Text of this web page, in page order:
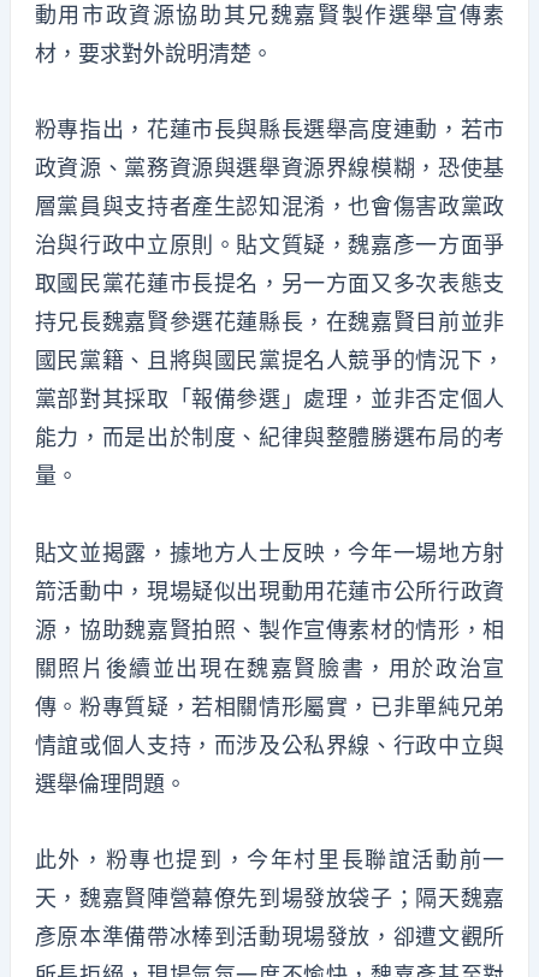
動用市政資源協助其兄魏嘉賢製作選舉宣傳素
材，要求對外說明清楚。
粉專指出，花蓮市長與縣長選舉高度連動，若市
政資源、黨務資源與選舉資源界線模糊，恐使基
層黨員與支持者產生認知混淆，也會傷害政黨政
治與行政中立原則。貼文質疑，魏嘉彥一方面爭
取國民黨花蓮市長提名，另一方面又多次表態支
持兄長魏嘉賢參選花蓮縣長，在魏嘉賢目前並非
國民黨籍、且將與國民黨提名人競爭的情況下，
黨部對其採取「報備參選」處理，並非否定個人
能力，而是出於制度、紀律與整體勝選布局的考
量。
貼文並揭露，據地方人士反映，今年一場地方射
箭活動中，現場疑似出現動用花蓮市公所行政資
源，協助魏嘉賢拍照、製作宣傳素材的情形，相
關照片後續並出現在魏嘉賢臉書，用於政治宣
傳。粉專質疑，若相關情形屬實，已非單純兄弟
情誼或個人支持，而涉及公私界線、行政中立與
選舉倫理問題。
此外，粉專也提到，今年村里長聯誼活動前一
天，魏嘉賢陣營幕僚先到場發放袋子；隔天魏嘉
彥原本準備帶冰棒到活動現場發放，卻遭文觀所